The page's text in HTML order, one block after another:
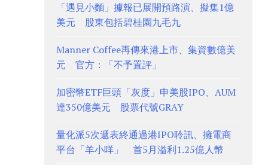
「遇見小麵」據報已展開預路演、擬集1億
美元 股東包括碧桂園九毛九
Manner Coffee再傳來港上市、集資數億美
元 官方：「不予置評」
加密幣ETF巨頭「灰度」申美股IPO、AUM
達350億美元 股票代號GRAY
量化派5次遞表終通過港IPO聆訊、擁電商
平台「羊小咩」 首5月溢利1.25億人幣